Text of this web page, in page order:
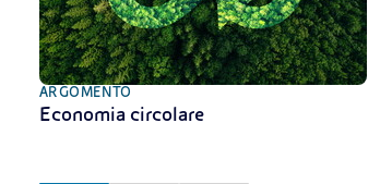
ARGOMENTO
Economia circolare